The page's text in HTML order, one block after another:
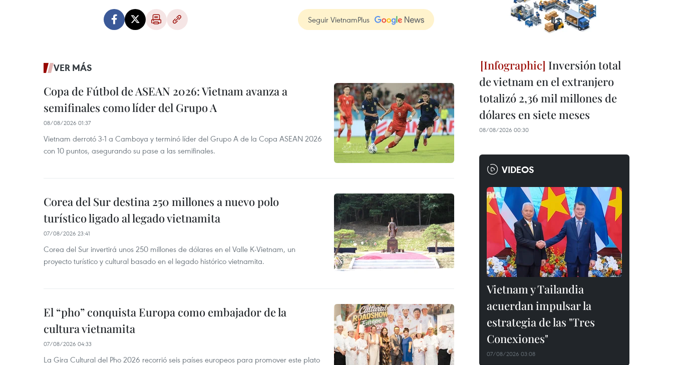
Seguir VietnamPlus
VER MÁS
Copa de Fútbol de ASEAN 2026: Vietnam avanza a
semifinales como líder del Grupo A
08/08/2026 01:37
Vietnam derrotó 3-1 a Camboya y terminó líder del Grupo A de la Copa ASEAN 2026
con 10 puntos, asegurando su pase a las semifinales.
Corea del Sur destina 250 millones a nuevo polo
turístico ligado al legado vietnamita
07/08/2026 23:41
Corea del Sur invertirá unos 250 millones de dólares en el Valle K-Vietnam, un
proyecto turístico y cultural basado en el legado histórico vietnamita.
El “pho” conquista Europa como embajador de la
cultura vietnamita
07/08/2026 04:33
La Gira Cultural del Pho 2026 recorrió seis países europeos para promover este plato
Inversión total
de vietnam en el extranjero
totalizó 2,36 mil millones de
dólares en siete meses
08/08/2026 00:30
VIDEOS
Vietnam y Tailandia
acuerdan impulsar la
estrategia de las "Tres
Conexiones"
07/08/2026 03:08